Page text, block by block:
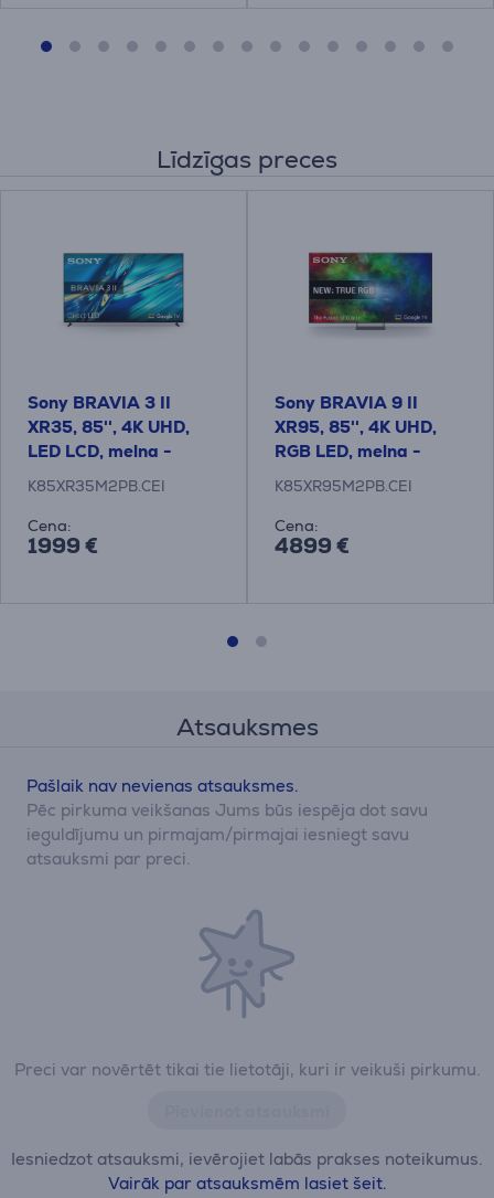
Līdzīgas preces
Sony BRAVIA 3 II
XR35, 85'', 4K UHD,
LED LCD, melna -
Televizors
K85XR35M2PB.CEI
Cena:
1999 €
Sony BRAVIA 9 II
XR95, 85'', 4K UHD,
RGB LED, melna -
Televizors
K85XR95M2PB.CEI
Cena:
4899 €
Atsauksmes
Preci var novērtēt tikai tie lietotāji, kuri ir veikuši pirkumu.
Iesniedzot atsauksmi, ievērojiet labās prakses noteikumus.
Vairāk par atsauksmēm lasiet šeit.
Pašlaik nav nevienas atsauksmes.
Pēc pirkuma veikšanas Jums būs iespēja dot savu
ieguldījumu un pirmajam/pirmajai iesniegt savu
atsauksmi par preci.